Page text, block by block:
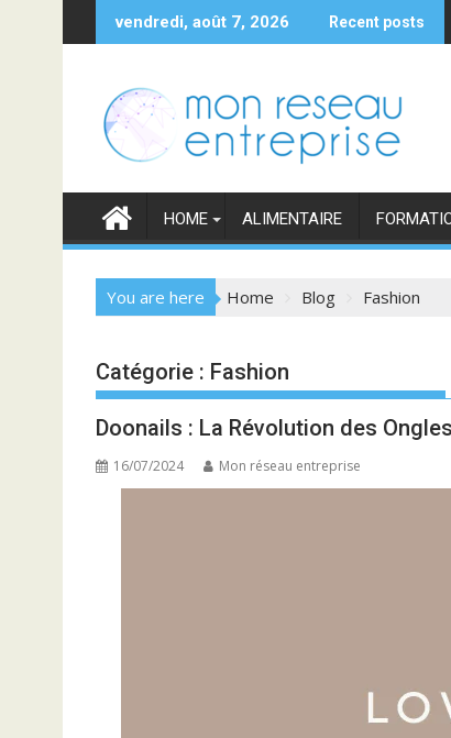
to
vendredi, août 7, 2026 Recent posts
HOME ALIMENTAIRE
You are here Home Blog Fashion
Catégorie : Fashion
Doonails : La Révolution des Ongles
16/07/2024 Mon réseau entreprise